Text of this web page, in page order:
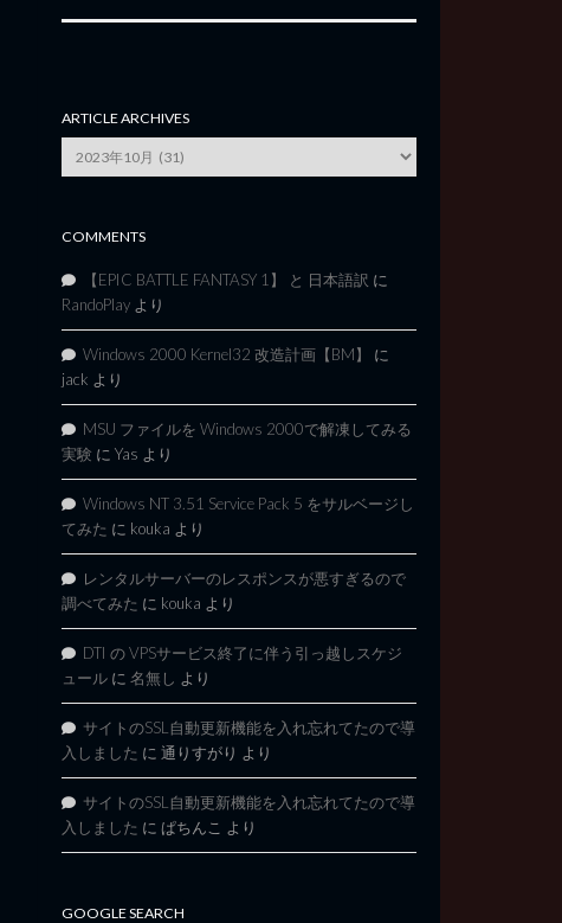
ARTICLE ARCHIVES
Archives
COMMENTS
【EPIC BATTLE FANTASY 1】 と 日本語訳 に
RandoPlay より
Windows 2000 Kernel32 改造計画【BM】
に
jack より
MSU ファイルを Windows 2000で解凍してみる
実験 に Yas より
Windows NT 3.51 Service Pack 5 をサルベージし
てみた に kouka より
レンタルサーバーのレスポンスが悪すぎるので
調べてみた に kouka より
DTI の VPSサービス終了に伴う引っ越しスケジ
ュール に 名無し より
サイトのSSL自動更新機能を入れ忘れてたので導
入しました に 通りすがり より
サイトのSSL自動更新機能を入れ忘れてたので導
入しました に ぱちんこ より
GOOGLE SEARCH